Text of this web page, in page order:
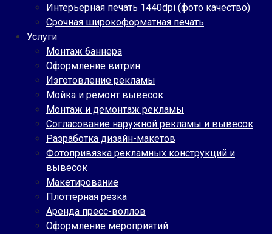
Интерьерная печать 1440dpi (фото качество)
Срочная широкоформатная печать
Услуги
Монтаж баннера
Оформление витрин
Изготовление рекламы
Мойка и ремонт вывесок
Монтаж и демонтаж рекламы
Согласование наружной рекламы и вывесок
Разработка дизайн-макетов
Фотопривязка рекламных конструкций и
вывесок
Макетирование
Плоттерная резка
Аренда пресс-воллов
Оформление мероприятий